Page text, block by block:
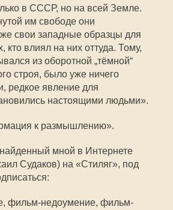
в СССР, но на всей Земле.
им свободе они
свои западные образцы для
кто влиял на них оттуда. Тому,
из оборотной „тёмной“
строя, было уже ничего
редкое явление для
настоящими людьми».
к размышлению».
мной в Интернете
Судаков) на «Стиляг», под
фильм-недоумение, фильм-